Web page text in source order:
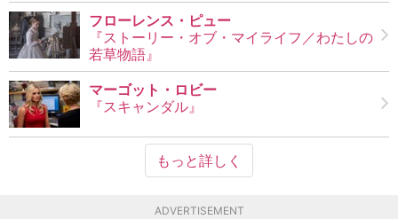
フローレンス・ピュー
『ストーリー・オブ・マイライフ／わたしの
若草物語』
マーゴット・ロビー
『スキャンダル』
もっと詳しく
ADVERTISEMENT